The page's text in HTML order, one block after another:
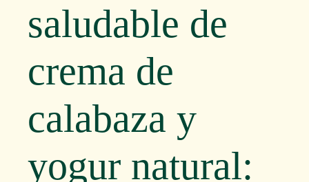
saludable de
crema de
calabaza y
yogur natural: